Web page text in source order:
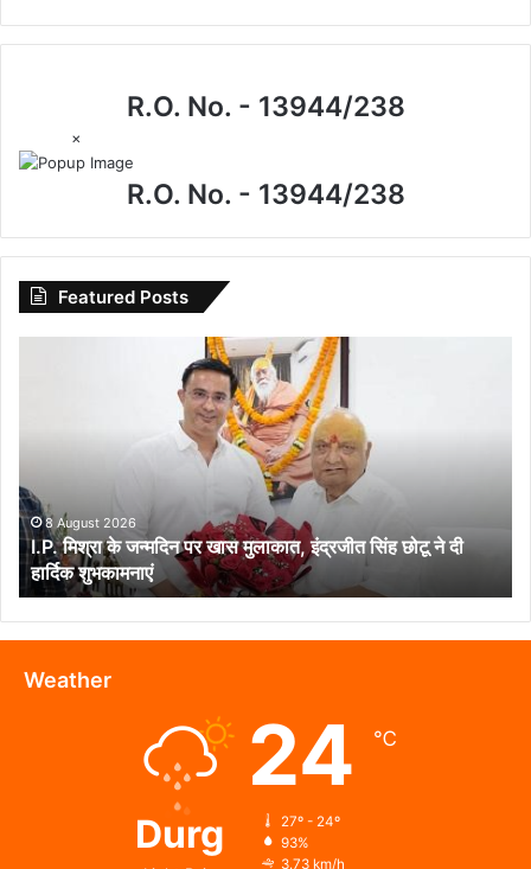
R.O. No. - 13944/238
×
R.O. No. - 13944/238
Featured Posts
मुलाकात,
इंद्रजीत
सिंह
छोटू
ने
दी
हार्दिक
शुभकामनाएं
8 August 2026
I.P. मिश्रा के जन्मदिन पर खास मुलाकात, इंद्रजीत सिंह छोटू ने दी
हार्दिक शुभकामनाएं
Weather
Durg
24 ℃
27º - 24º
93%
3.73 km/h